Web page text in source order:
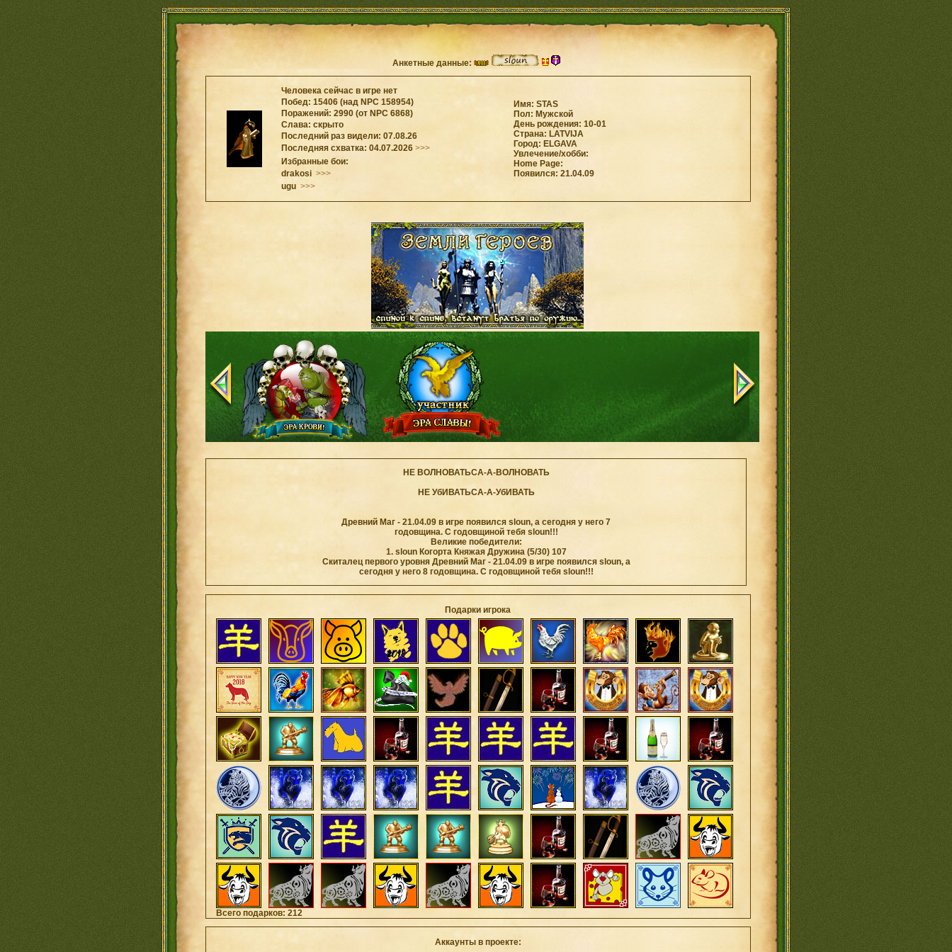
Анкетные данные:
Человека сейчас в игре нет
Побед: 15406 (над NPC 158954)
Поражений: 2990 (от NPC 6868)
Слава: скрыто
Последний раз видели: 07.08.26
Последняя схватка: 04.07.2026 >>>
Избранные бои:
drakosi >>>
ugu >>>
Имя: STAS
Пол: Мужской
День рождения: 10-01
Страна: LATVIJA
Город: ELGAVA
Увлечение/хобби:
Home Page:
Появился: 21.04.09
НЕ ВОЛНОВАТЬСА-А-ВОЛНОВАТЬ
НЕ УбИВАТЬСА-А-УбИВАТЬ
Древний Маг - 21.04.09 в игре появился sloun, а сегодня у него 7
годовщина. С годовщиной тебя sloun!!!
Великие победители:
1. sloun Когорта Княжая Дружина (5/30) 107
Скиталец первого уровня Древний Маг - 21.04.09 в игре появился sloun, а
сегодня у него 8 годовщина. С годовщиной тебя sloun!!!
Подарки игрока
Всего подарков: 212
Аккаунты в проекте: